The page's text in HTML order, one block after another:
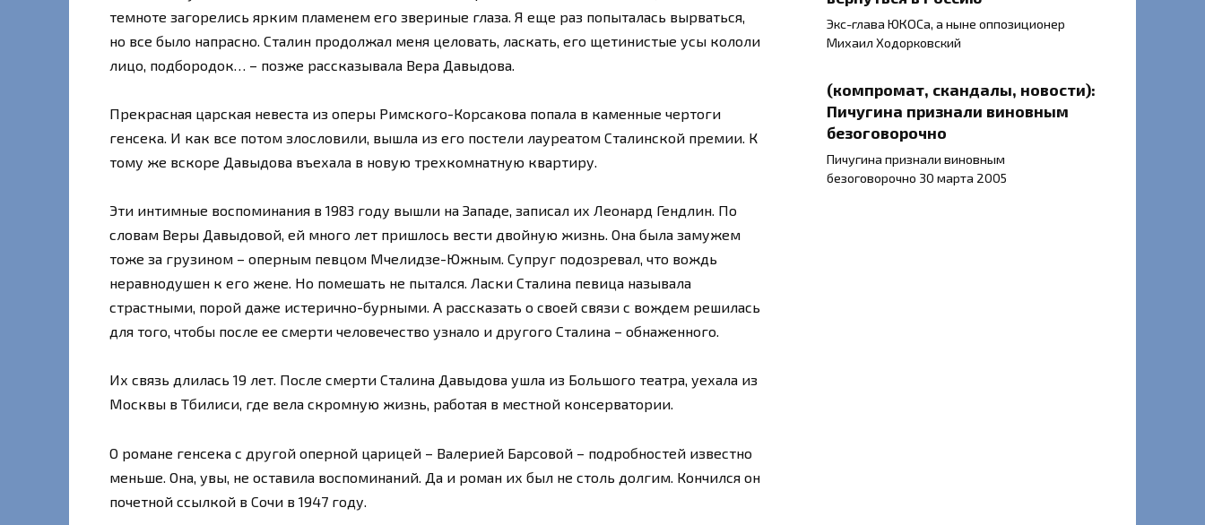
темноте загорелись ярким пламенем его звериные глаза. Я еще раз попыталась вырваться,
но все было напрасно. Сталин продолжал меня целовать, ласкать, его щетинистые усы кололи
лицо, подбородок… – позже рассказывала Вера Давыдова.
Прекрасная царская невеста из оперы Римского-Корсакова попала в каменные чертоги
генсека. И как все потом злословили, вышла из его постели лауреатом Сталинской премии. К
тому же вскоре Давыдова въехала в новую трехкомнатную квартиру.
Эти интимные воспоминания в 1983 году вышли на Западе, записал их Леонард Гендлин. По
словам Веры Давыдовой, ей много лет пришлось вести двойную жизнь. Она была замужем
тоже за грузином – оперным певцом Мчелидзе-Южным. Супруг подозревал, что вождь
неравнодушен к его жене. Но помешать не пытался. Ласки Сталина певица называла
страстными, порой даже истерично-бурными. А рассказать о своей связи с вождем решилась
для того, чтобы после ее смерти человечество узнало и другого Сталина – обнаженного.
Их связь длилась 19 лет. После смерти Сталина Давыдова ушла из Большого театра, уехала из
Москвы в Тбилиси, где вела скромную жизнь, работая в местной консерватории.
О романе генсека с другой оперной царицей – Валерией Барсовой – подробностей известно
меньше. Она, увы, не оставила воспоминаний. Да и роман их был не столь долгим. Кончился он
почетной ссылкой в Сочи в 1947 году.
Экс-глава ЮКОСа, а ныне оппозиционер
Михаил Ходорковский
(компромат, скандалы, новости):
Пичугина признали виновным
безоговорочно
Пичугина признали виновным
безоговорочно 30 марта 2005